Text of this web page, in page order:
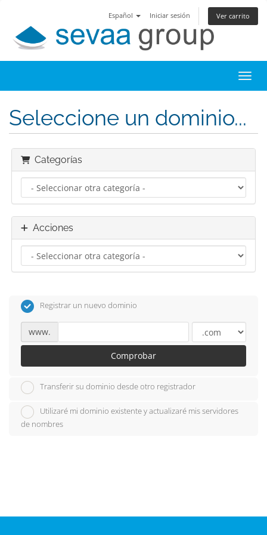
Español Iniciar sesión Ver carrito
Seleccione un dominio...
Categorías
Acciones
Registrar un nuevo dominio
www.
Comprobar
Transferir su dominio desde otro registrador
Utilizaré mi dominio existente y actualizaré mis servidores
de nombres